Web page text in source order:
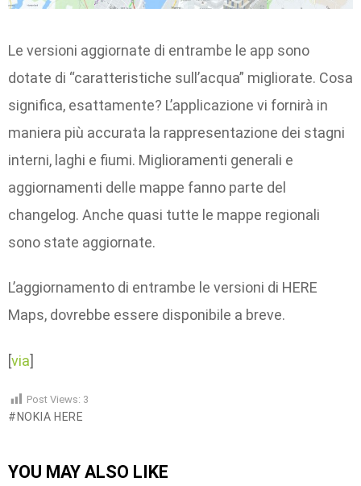
Le versioni aggiornate di entrambe le app sono
dotate di “caratteristiche sull’acqua” migliorate. Cosa
significa, esattamente? L’applicazione vi fornirà in
maniera più accurata la rappresentazione dei stagni
interni, laghi e fiumi. Miglioramenti generali e
aggiornamenti delle mappe fanno parte del
changelog. Anche quasi tutte le mappe regionali
sono state aggiornate.
L’aggiornamento di entrambe le versioni di HERE
Maps, dovrebbe essere disponibile a breve.
[via]
Post Views: 3
NOKIA HERE
YOU MAY ALSO LIKE